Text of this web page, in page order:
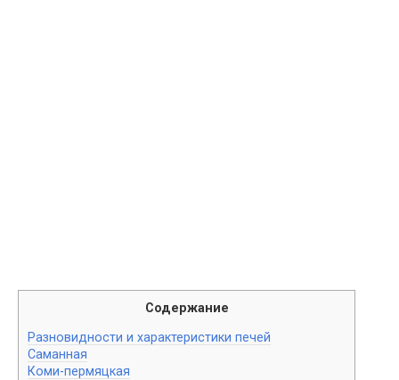
Содержание
Разновидности и характеристики печей
Саманная
Коми-пермяцкая